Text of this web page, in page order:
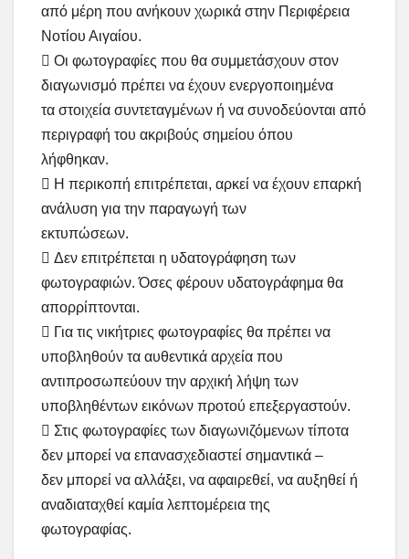
από μέρη που ανήκουν χωρικά στην Περιφέρεια
Νοτίου Αιγαίου.
 Οι φωτογραφίες που θα συμμετάσχουν στον
διαγωνισμό πρέπει να έχουν ενεργοποιημένα
τα στοιχεία συντεταγμένων ή να συνοδεύονται από
περιγραφή του ακριβούς σημείου όπου
λήφθηκαν.
 Η περικοπή επιτρέπεται, αρκεί να έχουν επαρκή
ανάλυση για την παραγωγή των
εκτυπώσεων.
 Δεν επιτρέπεται η υδατογράφηση των
φωτoγραφιών. Όσες φέρουν υδατογράφημα θα
απορρίπτονται.
 Για τις νικήτριες φωτογραφίες θα πρέπει να
υποβληθούν τα αυθεντικά αρχεία που
αντιπροσωπεύουν την αρχική λήψη των
υποβληθέντων εικόνων προτού επεξεργαστούν.
 Στις φωτογραφίες των διαγωνιζόμενων τίποτα
δεν μπορεί να επανασχεδιαστεί σημαντικά –
δεν μπορεί να αλλάξει, να αφαιρεθεί, να αυξηθεί ή
αναδιαταχθεί καμία λεπτομέρεια της
φωτογραφίας.